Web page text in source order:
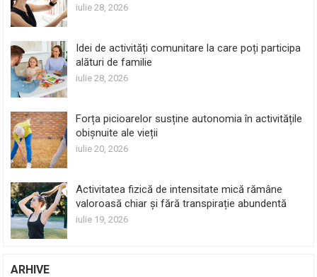
iulie 28, 2026
Idei de activități comunitare la care poți participa
alături de familie
iulie 28, 2026
Forța picioarelor susține autonomia în activitățile
obișnuite ale vieții
iulie 20, 2026
Activitatea fizică de intensitate mică rămâne
valoroasă chiar și fără transpirație abundentă
iulie 19, 2026
ARHIVE